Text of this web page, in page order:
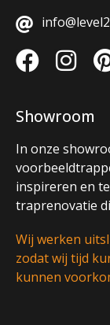
Showroom
In onze
inspireren en
traprenovatie
Wij werken
zodat wij tijd
kunnen